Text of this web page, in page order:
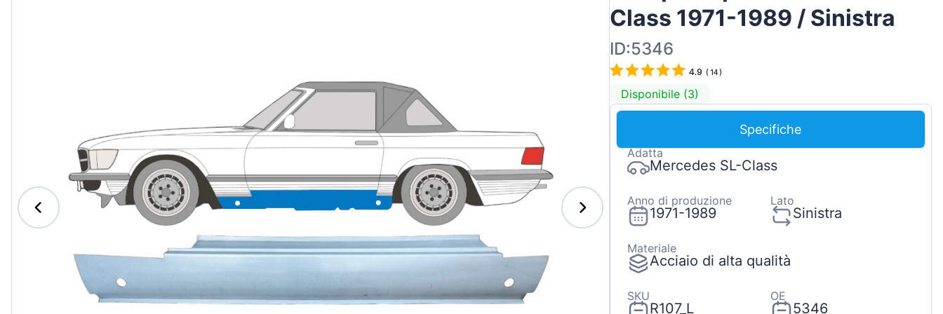
Magyar
Slovenian
Latvian
Iveco
Jeep
MAN
Mercedes-Benz
Opel Vauxhall
Class 1971-1989 / Sinistra
ID:5346
4.9 ( 14)
Disponibile (3)
Specifiche
Adatta
Mercedes SL-Class
Anno di produzione
1971-1989
Lato
Sinistra
Materiale
Acciaio di alta qualità
SKU
R107_L
OE
5346